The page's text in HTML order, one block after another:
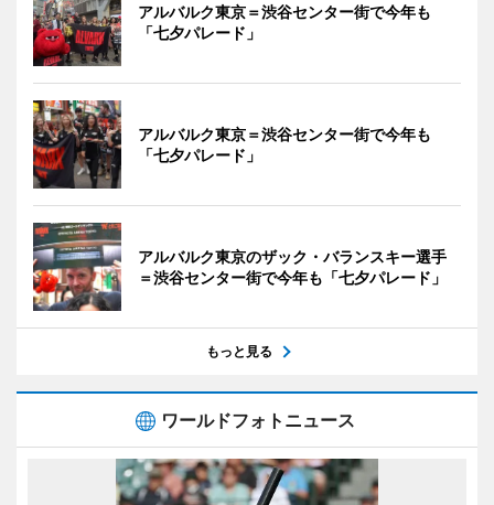
アルバルク東京＝渋谷センター街で今年も
「七夕パレード」
アルバルク東京＝渋谷センター街で今年も
「七夕パレード」
アルバルク東京のザック・バランスキー選手
＝渋谷センター街で今年も「七夕パレード」
もっと見る
ワールドフォトニュース